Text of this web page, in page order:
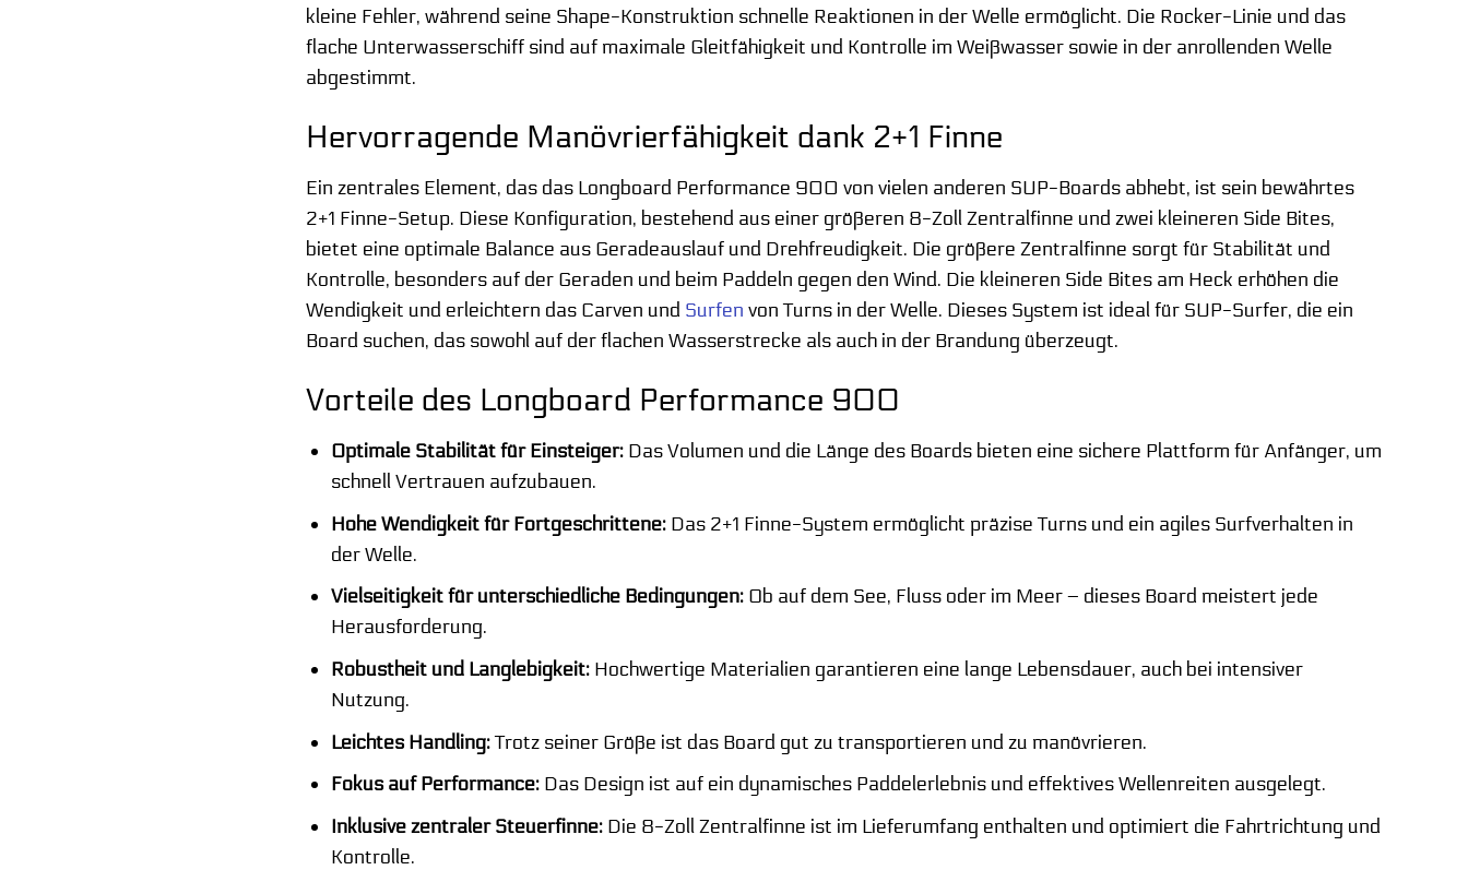
kleine Fehler, während seine Shape-Konstruktion schnelle Reaktionen in der Welle ermöglicht. Die Rocker-Linie und das
flache Unterwasserschiff sind auf maximale Gleitfähigkeit und Kontrolle im Weißwasser sowie in der anrollenden Welle
abgestimmt.
Hervorragende Manövrierfähigkeit dank 2+1 Finne
Ein zentrales Element, das das Longboard Performance 900 von vielen anderen SUP-Boards abhebt, ist sein bewährtes
2+1 Finne-Setup. Diese Konfiguration, bestehend aus einer größeren 8-Zoll Zentralfinne und zwei kleineren Side Bites,
bietet eine optimale Balance aus Geradeauslauf und Drehfreudigkeit. Die größere Zentralfinne sorgt für Stabilität und
Kontrolle, besonders auf der Geraden und beim Paddeln gegen den Wind. Die kleineren Side Bites am Heck erhöhen die
Wendigkeit und erleichtern das Carven und Surfen von Turns in der Welle. Dieses System ist ideal für SUP-Surfer, die ein
Board suchen, das sowohl auf der flachen Wasserstrecke als auch in der Brandung überzeugt.
Vorteile des Longboard Performance 900
Optimale Stabilität für Einsteiger: Das Volumen und die Länge des Boards bieten eine sichere Plattform für Anfänger, um
schnell Vertrauen aufzubauen.
Hohe Wendigkeit für Fortgeschrittene: Das 2+1 Finne-System ermöglicht präzise Turns und ein agiles Surfverhalten in
der Welle.
Vielseitigkeit für unterschiedliche Bedingungen: Ob auf dem See, Fluss oder im Meer – dieses Board meistert jede
Herausforderung.
Robustheit und Langlebigkeit: Hochwertige Materialien garantieren eine lange Lebensdauer, auch bei intensiver
Nutzung.
Leichtes Handling:Trotz seiner Größe ist das Board gut zu transportieren und zu manövrieren.
Fokus auf Performance: Das Design ist auf ein dynamisches Paddelerlebnis und effektives Wellenreiten ausgelegt.
Inklusive zentraler Steuerfinne: Die 8-Zoll Zentralfinne ist im Lieferumfang enthalten und optimiert die Fahrtrichtung und
Kontrolle.